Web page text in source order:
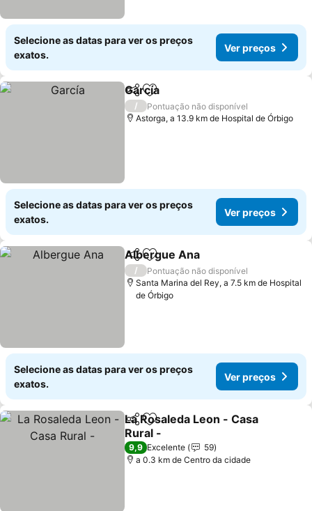
Selecione as datas para ver os preços
exatos.
Ver preços
PartilharAdicionar aos favoritos
García
/
Pontuação não disponível
Astorga, a 13.9 km de Hospital de Órbigo
Selecione as datas para ver os preços
exatos.
Ver preços
PartilharAdicionar aos favoritos
Albergue Ana
/
Pontuação não disponível
Santa Marina del Rey, a 7.5 km de Hospital
de Órbigo
Selecione as datas para ver os preços
exatos.
Ver preços
PartilharAdicionar aos favoritos
La Rosaleda Leon - Casa
Rural -
Ver preços
9,9 Excelente
59
a 0.3 km de Centro da cidade